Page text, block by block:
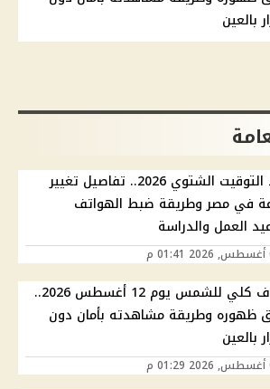
بالعين
موعد التوقيت الشتوي 2026.. تفاصيل تغيير
في مصر وطريقة ضبط الهواتف
العمل والدراسة
كسوف كلي للشمس يوم 12 أغسطس 2026..
ظهوره وطريقة مشاهدته بأمان دون
بالعين